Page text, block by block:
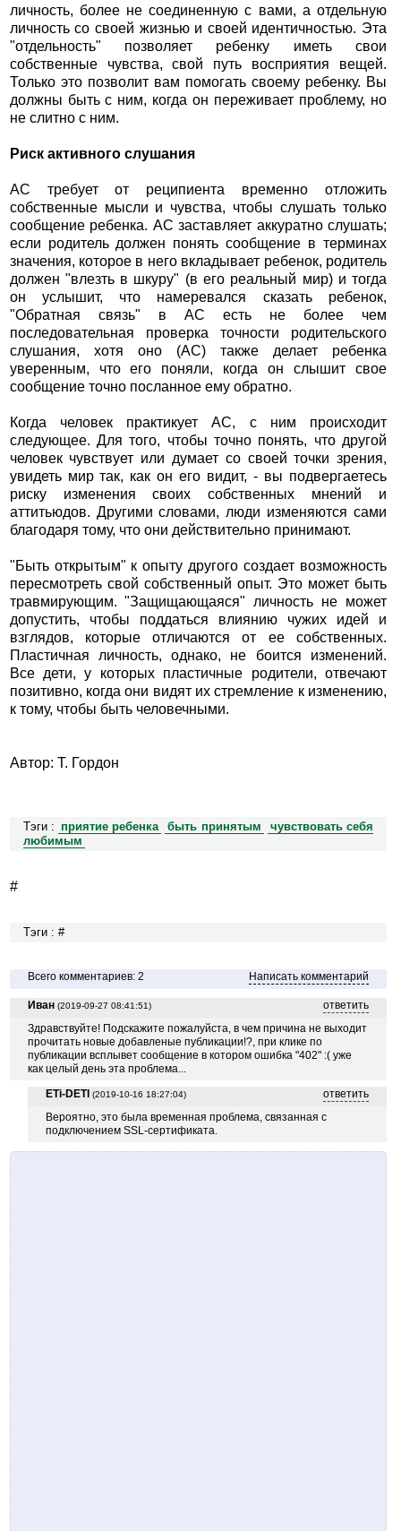
личность, более не соединенную с вами, а отдельную
личность со своей жизнью и своей идентичностью. Эта
"отдельность" позволяет ребенку иметь свои
собственные чувства, свой путь восприятия вещей.
Только это позволит вам помогать своему ребенку. Вы
должны быть с ним, когда он переживает проблему, но
не слитно с ним.
Риск активного слушания
АС требует от реципиента временно отложить
собственные мысли и чувства, чтобы слушать только
сообщение ребенка. АС заставляет аккуратно слушать;
если родитель должен понять сообщение в терминах
значения, которое в него вкладывает ребенок, родитель
должен "влезть в шкуру" (в его реальный мир) и тогда
он услышит, что намеревался сказать ребенок,
"Обратная связь" в АС есть не более чем
последовательная проверка точности родительского
слушания, хотя оно (АС) также делает ребенка
уверенным, что его поняли, когда он слышит свое
сообщение точно посланное ему обратно.
Когда человек практикует АС, с ним происходит
следующее. Для того, чтобы точно понять, что другой
человек чувствует или думает со своей точки зрения,
увидеть мир так, как он его видит, - вы подвергаетесь
риску изменения своих собственных мнений и
аттитьюдов. Другими словами, люди изменяются сами
благодаря тому, что они действительно принимают.
"Быть открытым" к опыту другого создает возможность
пересмотреть свой собственный опыт. Это может быть
травмирующим. "Защищающаяся" личность не может
допустить, чтобы поддаться влиянию чужих идей и
взглядов, которые отличаются от ее собственных.
Пластичная личность, однако, не боится изменений.
Все дети, у которых пластичные родители, отвечают
позитивно, когда они видят их стремление к изменению,
к тому, чтобы быть человечными.
Автор: Т. Гордон
Тэги : приятие ребенка быть принятым
чувствовать себя
любимым
#
Тэги : #
Всего комментариев: 2 Написать комментарий
Иван (2019-09-27 08:41:51)
ответить
Здравствуйте! Подскажите пожалуйста, в чем причина не выходит
прочитать новые добавленые публикации!?, при клике по
публикации всплывет сообщение в котором ошибка "402" :( уже
как целый день эта проблема...
ETi-DETI (2019-10-16 18:27:04)
ответить
Вероятно, это была временная проблема, связанная с
подключением SSL-сертификата.